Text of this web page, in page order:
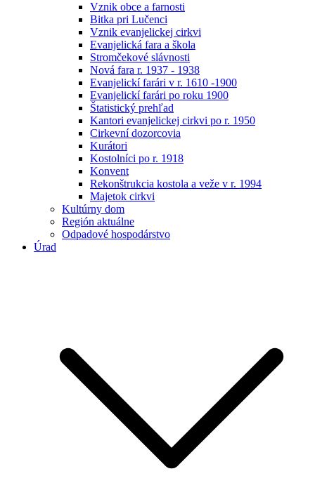
Vznik obce a farnosti
Bitka pri Lučenci
Vznik evanjelickej cirkvi
Evanjelická fara a škola
Stromčekové slávnosti
Nová fara r. 1937 - 1938
Evanjelickí farári v r. 1610 -1900
Evanjelickí farári po roku 1900
Štatistický prehľad
Kantori evanjelickej cirkvi po r. 1950
Cirkevní dozorcovia
Kurátori
Kostolníci po r. 1918
Konvent
Rekonštrukcia kostola a veže v r. 1994
Majetok cirkvi
Kultúrny dom
Región aktuálne
Odpadové hospodárstvo
Úrad